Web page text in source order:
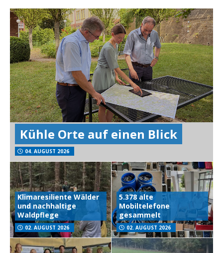
Kühle Orte auf einen Blick
04. AUGUST 2026
Klimaresiliente Wälder
und nachhaltige
Waldpflege
02. AUGUST 2026
5.378 alte
Mobiltelefone
gesammelt
02. AUGUST 2026